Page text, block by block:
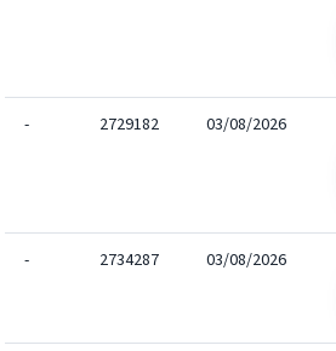
- 2729182 03/08/2026
- 2734287 03/08/2026